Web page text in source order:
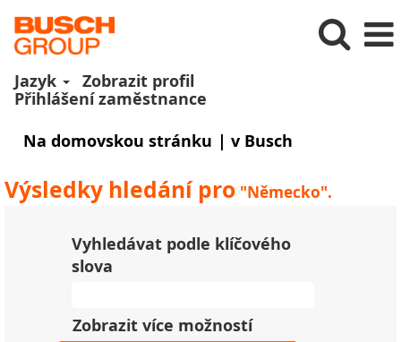
Jazyk
Zobrazit profil
Přihlášení zaměstnance
Na domovskou stránku | v Busch
Výsledky hledání pro "Německo".
Vyhledávat podle klíčového
slova
Zobrazit více možností